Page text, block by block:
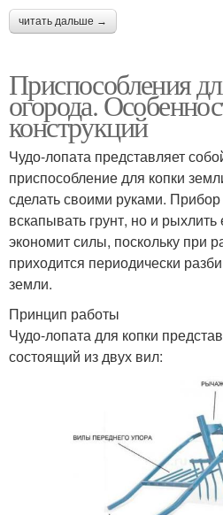
читать дальше →
Приспособления
огорода.
конструкций
Чудо-лопата представляет
приспособление для копки
сделать своими руками. Прибор
вскапывать грунт, но и рыхлить
экономит силы, поскольку при
приходится периодически
земли.
Принцип работы
Чудо-лопата для копки
состоящий из двух вил: